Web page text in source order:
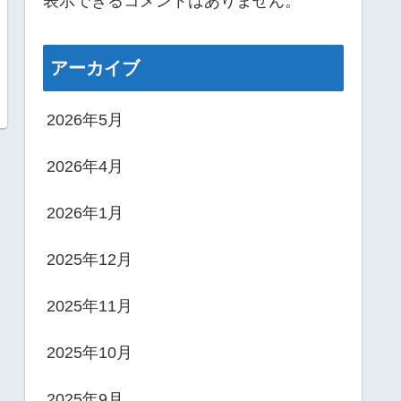
アーカイブ
2026年5月
2026年4月
2026年1月
2025年12月
2025年11月
2025年10月